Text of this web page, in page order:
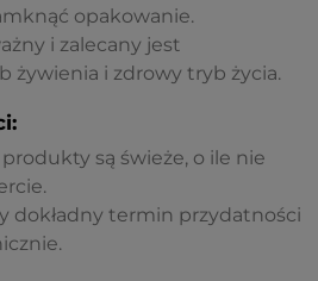
opakowanie.
i zalecany jest
żywienia i zdrowy tryb życia.
są świeże, o ile nie
dokładny termin przydatności